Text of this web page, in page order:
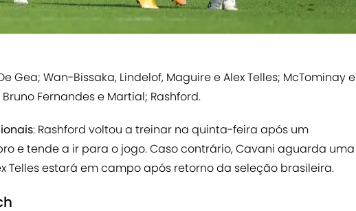
Gea; Wan-Bissaka, Lindelof, Maguire e Alex Telles; McTominay e
Fernandes e Martial; Rashford.
: Rashford voltou a treinar na quinta-feira após um
e tende a ir para o jogo. Caso contrário, Cavani aguarda uma
Telles estará em campo após retorno da seleção brasileira.